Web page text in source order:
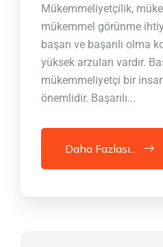
Mükemmeliyetçilik,
mükemmel görünme
başarı ve başarılı olma
yüksek arzuları vardır.
mükemmeliyetçi bir
önemlidir. Başarılı...
Daha Fazlası...